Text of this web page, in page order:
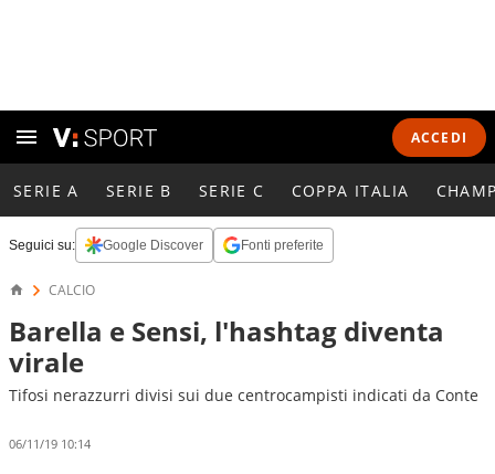
ACCEDI
SERIE A SERIE B SERIE C COPPA ITALIA
Seguici su: Google Discover Fonti preferite
CALCIO
Barella e Sensi, l'hashtag diventa
virale
Tifosi nerazzurri divisi sui due centrocampisti indicati da Conte
06/11/19 10:14